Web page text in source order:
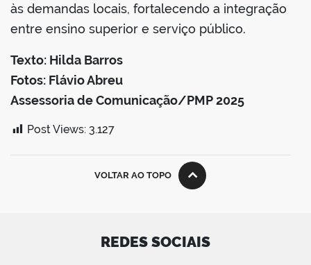
às demandas locais, fortalecendo a integração
entre ensino superior e serviço público.
Texto: Hilda Barros
Fotos: Flávio Abreu
Assessoria de Comunicação/PMP 2025
Post Views: 3.127
VOLTAR AO TOPO
REDES SOCIAIS